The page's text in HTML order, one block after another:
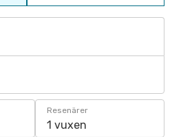
Resenärer
1 vuxen